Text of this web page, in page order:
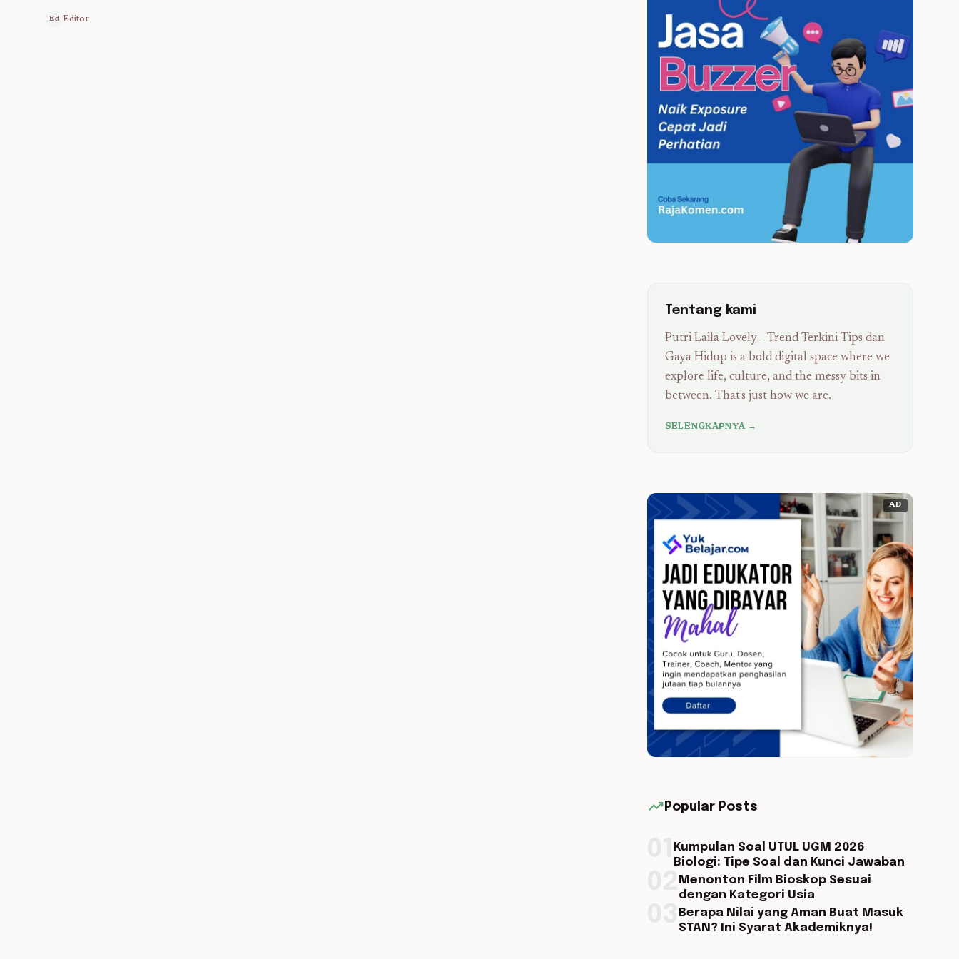
Ed Editor
Tentang kami
Putri Laila Lovely - Trend Terkini Tips dan
Gaya Hidup is a bold digital space where we
explore life, culture, and the messy bits in
between. That's just how we are.
SELENGKAPNYA →
AD
trending_up Popular Posts
Kumpulan Soal UTUL UGM 2026
Biologi: Tipe Soal dan Kunci Jawaban
Menonton Film Bioskop Sesuai
dengan Kategori Usia
Berapa Nilai yang Aman Buat Masuk
STAN? Ini Syarat Akademiknya!